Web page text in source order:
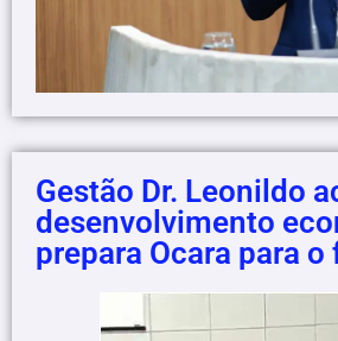
Gestão Dr. Leonildo
desenvolvimento
prepara Ocara para o